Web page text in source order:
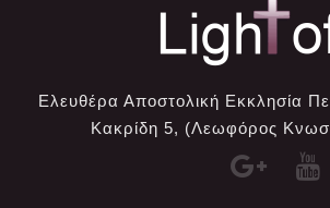
Ελευθέρα Αποστολική Εκκλησία
Κακρίδη 5, (Λεωφόρος